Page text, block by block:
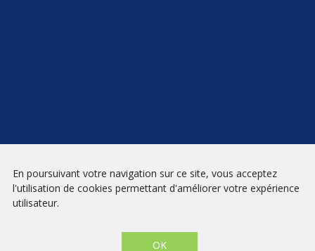
INSCRIPTION
Conditions générales de vente
Paradis - Marseille © 2026 - Site créé par
En poursuivant votre navigation sur ce site, vous acceptez
l'utilisation de cookies permettant d'améliorer votre expérience
utilisateur.
OK